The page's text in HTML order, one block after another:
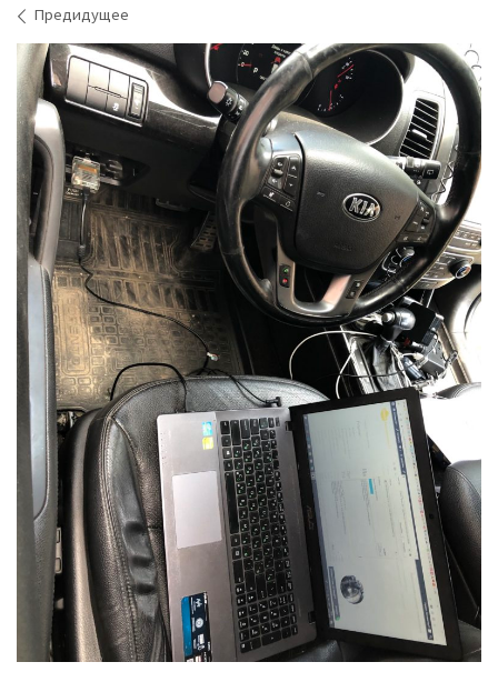
Навигация по изображениям
Предидущее